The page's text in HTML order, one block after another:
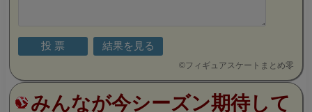
©フィギュアスケートまとめ零
みんなが今シーズン期待して